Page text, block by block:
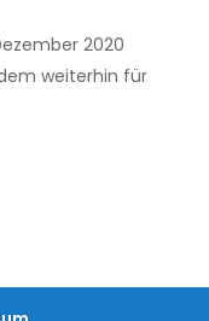
2020
weiterhin für